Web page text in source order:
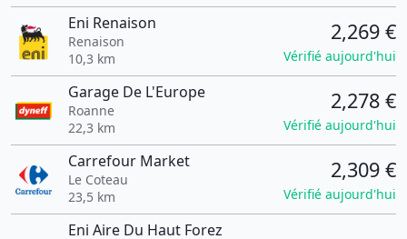
Eni Renaison
Renaison
10,3 km
2,269 €
Vérifié aujourd'hui
Garage De L'Europe
Roanne
22,3 km
2,278 €
Vérifié aujourd'hui
Carrefour Market
Le Coteau
23,5 km
2,309 €
Vérifié aujourd'hui
Eni Aire Du Haut Forez